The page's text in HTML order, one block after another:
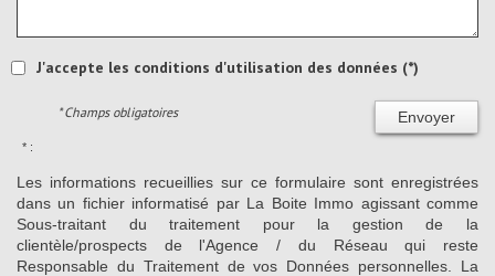
J'accepte les conditions d'utilisation des données (*)
Envoyer
* Champs obligatoires
* :
Les informations recueillies sur ce formulaire sont enregistrées
dans un fichier informatisé par La Boite Immo agissant comme
Sous-traitant du traitement pour la gestion de la
clientèle/prospects de l'Agence / du Réseau qui reste
Responsable du Traitement de vos Données personnelles. La